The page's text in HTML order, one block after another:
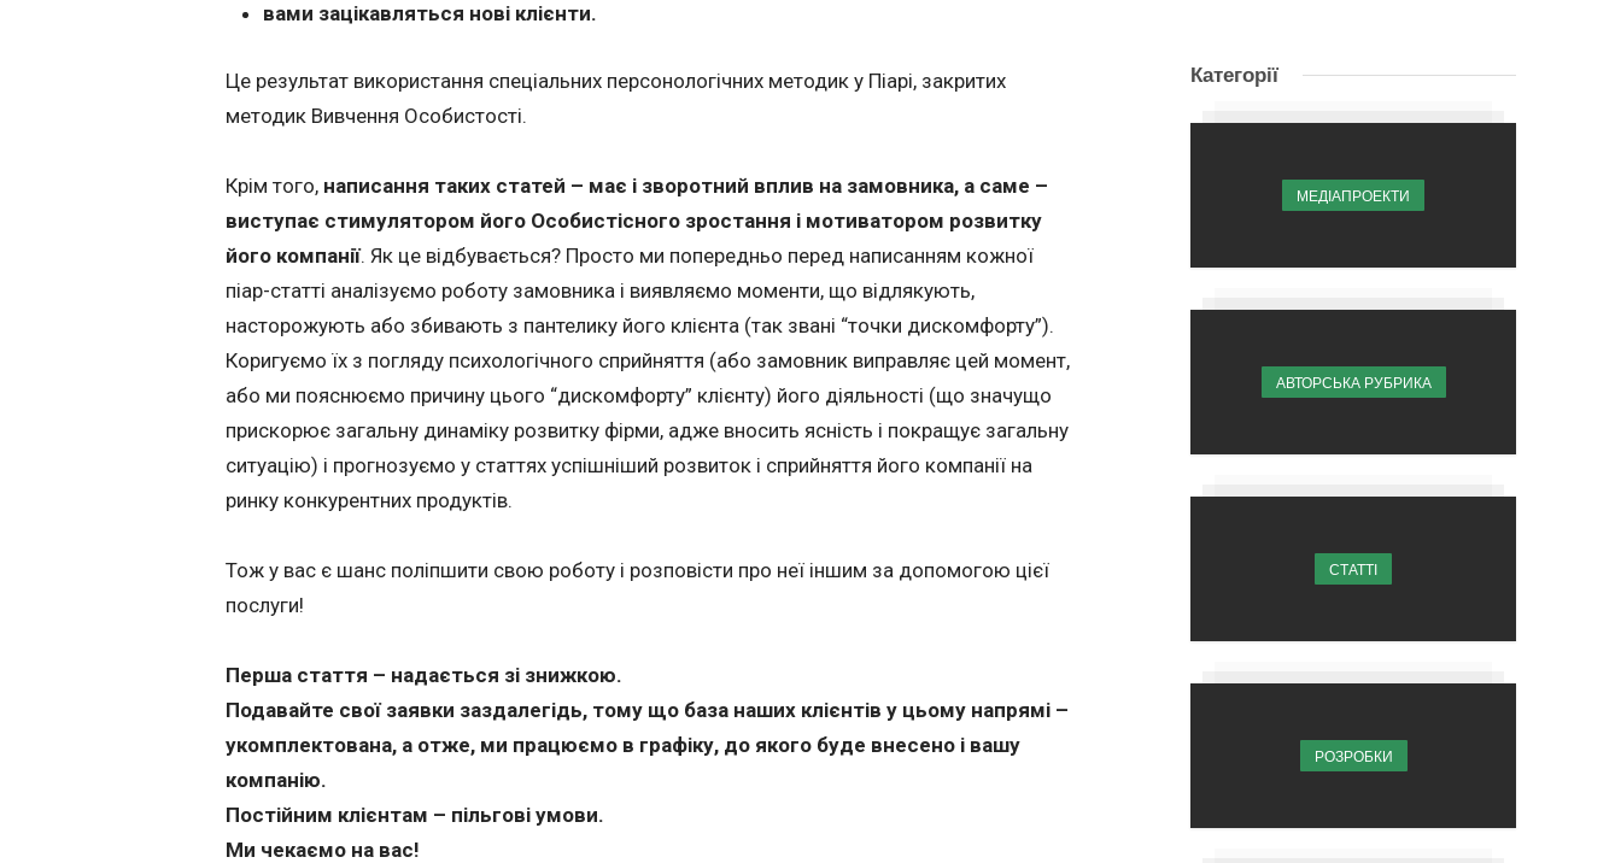
вами зацікавляться нові клієнти.
Це результат використання спеціальних персонологічних методик у Піарі, закритих
методик Вивчення Особистості.
Крім того, написання таких статей – має і зворотний вплив на замовника, а саме –
виступає стимулятором його Особистісного зростання і мотиватором розвитку
його компанії. Як це відбувається? Просто ми попередньо перед написанням кожної
піар-статті аналізуємо роботу замовника і виявляємо моменти, що відлякують,
насторожують або збивають з пантелику його клієнта (так звані “точки дискомфорту”).
Коригуємо їх з погляду психологічного сприйняття (або замовник виправляє цей момент,
або ми пояснюємо причину цього “дискомфорту” клієнту) його діяльності (що значущо
прискорює загальну динаміку розвитку фірми, адже вносить ясність і покращує загальну
ситуацію) і прогнозуємо у статтях успішніший розвиток і сприйняття його компанії на
ринку конкурентних продуктів.
Тож у вас є шанс поліпшити свою роботу і розповісти про неї іншим за допомогою цієї
послуги!
Перша стаття – надається зі знижкою.
Подавайте свої заявки заздалегідь, тому що база наших клієнтів у цьому напрямі –
укомплектована, а отже, ми працюємо в графіку, до якого буде внесено і вашу
компанію.
Постійним клієнтам – пільгові умови.
Ми чекаємо на вас!
Категорії
МЕДІАПРОЕКТИ
АВТОРСЬКА РУБРИКА
СТАТТІ
РОЗРОБКИ